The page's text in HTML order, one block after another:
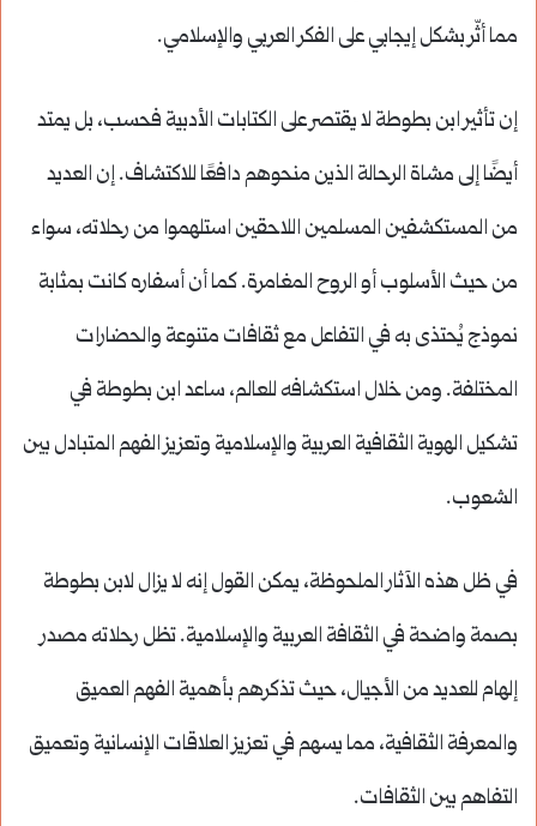
مما أثّر بشكل إيجابي على الفكر العربي والإسلامي.
إن تأثير ابن بطوطة لا يقتصر على الكتابات الأدبية فحسب، بل يمتد
أيضًا إلى مشاة الرحالة الذين منحوهم دافعًا للاكتشاف. إن العديد
من المستكشفين المسلمين اللاحقين استلهموا من رحلاته، سواء
من حيث الأسلوب أو الروح المغامرة. كما أن أسفاره كانت بمثابة
نموذج يُحتذى به في التفاعل مع ثقافات متنوعة والحضارات
المختلفة. ومن خلال استكشافه للعالم، ساعد ابن بطوطة في
تشكيل الهوية الثقافية العربية والإسلامية وتعزيز الفهم المتبادل بين
الشعوب.
في ظل هذه الآثار الملحوظة، يمكن القول إنه لا يزال لابن بطوطة
بصمة واضحة في الثقافة العربية والإسلامية. تظل رحلاته مصدر
إلهام للعديد من الأجيال، حيث تذكرهم بأهمية الفهم العميق
والمعرفة الثقافية، مما يسهم في تعزيز العلاقات الإنسانية وتعميق
التفاهم بين الثقافات.